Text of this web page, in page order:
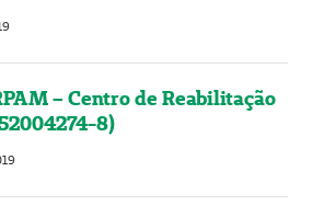
– Centro de Reabilitação
8)